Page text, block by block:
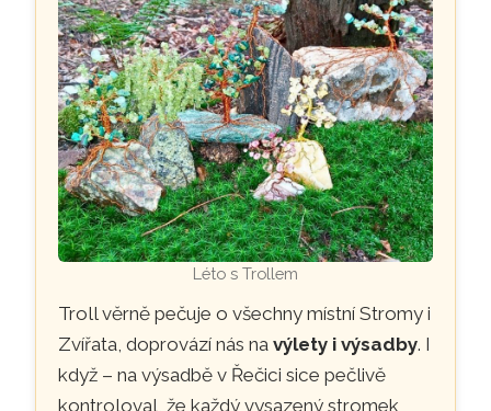
Léto s Trollem
Troll věrně pečuje o všechny místní Stromy i
Zvířata, doprovází nás navýlety i výsadby. I
když – na výsadbě v Řečici sice pečlivě
kontroloval, že každý vysazený stromek